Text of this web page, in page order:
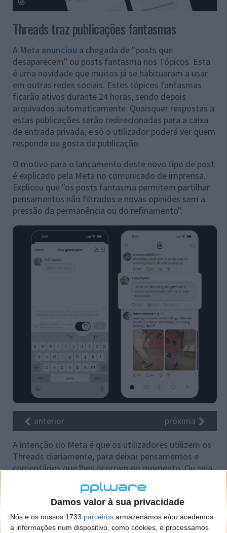
Damos valor à sua privacidade
Nós e os nossos 1733 parceiros armazenamos e/ou acedemos
a informações num dispositivo, como cookies, e processamos
Threads traz publicações fantasmas
A Meta anunciou a chegada de "posts que
desaparecem" ou posts fantasma nos Tópicos. Esta
é uma novidade que muitos já se habituaram a usar
em outras redes sociais. Estes tópicos fantasmas
ficarão ativos durante 24 horas, sendo depois
arquivados automaticamente. Quaisquer respostas a
estas publicações serão redirecionadas para a caixa
de entrada privada, e só o utilizador poderá ver quem
responde ou gosta da publicação.
O motivo para o lançamento deste novo tipo de post
é explicado pela Meta no comunicado de imprensa.
Explicou que "os posts fantasma permitem partilhar
pensamentos não filtrados e novas opiniões sem a
pressão da permanência ou do refinamento".
anterior próxima
A intenção do Meta é que os utilizadores utilizem os
Threads diariamente, para deixar pensamentos e
comentários que lhes ocorram no momento. Ou seja,
mais um dos velhos truques do Facebook para o
manter ligado às redes sociais durante todo o dia. O
Meta percebe bastante disso. Para criar uma
mensagem temporária , basta tocar no ícone
Fantasma que aparece na gaveta de mensagens.